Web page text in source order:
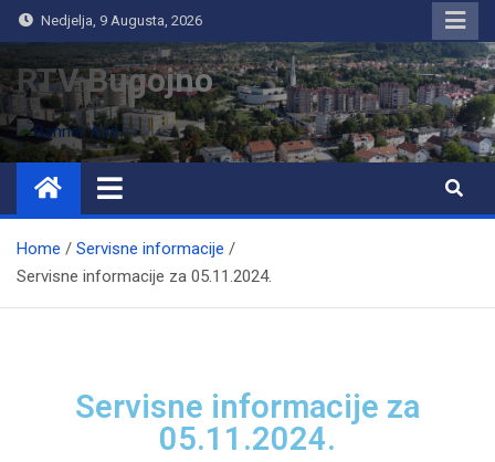
Nedjelja, 9 Augusta, 2026
RTV Bugojno
Home
Servisne informacije
Servisne informacije za 05.11.2024.
Servisne informacije za
05.11.2024.